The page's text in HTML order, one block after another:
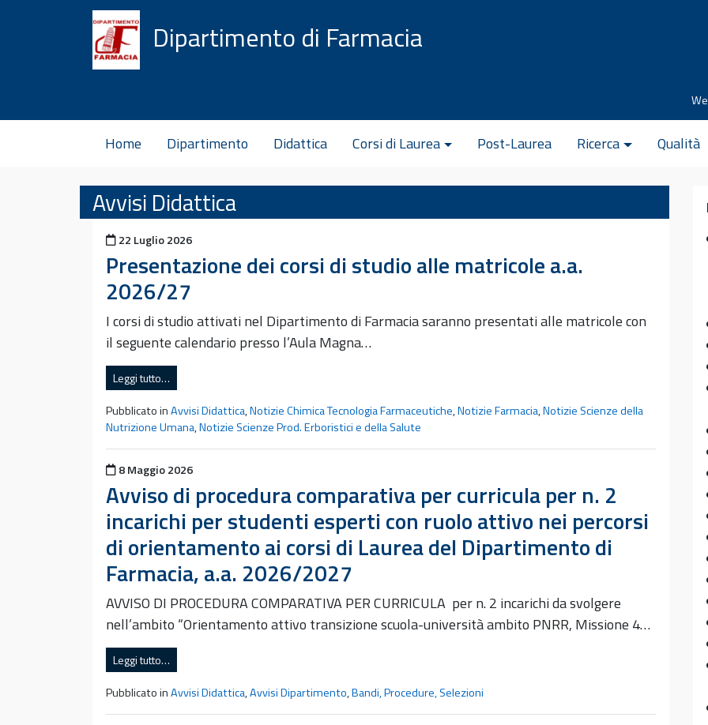
Vai al contenuto
Dipartimento di Farmacia
Home Dipartimento Didattica Corsi di Laurea Post-Laurea Ricerca Qualità
Avvisi Didattica
Pubblicato il
22 Luglio 2026
Presentazione dei corsi di studio alle matricole a.a.
2026/27
I corsi di studio attivati nel Dipartimento di Farmacia saranno presentati alle matricole con
il seguente calendario presso l’Aula Magna…
Leggi tutto…
Pubblicato inAvvisi Didattica,Notizie Chimica Tecnologia Farmaceutiche,Notizie Farmacia,Notizie Scienze della
Nutrizione Umana,Notizie Scienze Prod. Erboristici e della Salute
Pubblicato il
8 Maggio 2026
Avviso di procedura comparativa per curricula per n. 2
incarichi per studenti esperti con ruolo attivo nei percorsi
di orientamento ai corsi di Laurea del Dipartimento di
Farmacia, a.a. 2026/2027
AVVISO DI PROCEDURA COMPARATIVA PER CURRICULA per n. 2 incarichi da svolgere
nell’ambito “Orientamento attivo transizione scuola-università ambito PNRR, Missione 4…
Leggi tutto…
Pubblicato inAvvisi Didattica,Avvisi Dipartimento,Bandi, Procedure, Selezioni